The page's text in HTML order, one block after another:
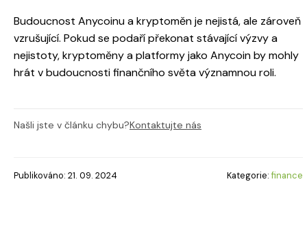
Budoucnost Anycoinu a kryptoměn je nejistá, ale zároveň
vzrušující. Pokud se podaří překonat stávající výzvy a
nejistoty, kryptoměny a platformy jako Anycoin by mohly
hrát v budoucnosti finančního světa významnou roli.
Našli jste v článku chybu?Kontaktujte nás
Publikováno: 21. 09. 2024 Kategorie:finance